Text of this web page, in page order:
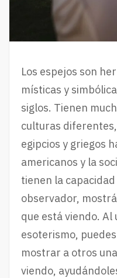
Los espejos son
místicas y
siglos. Tienen
culturas
egipcios y griegos
americanos y la
tienen la
observador,
que está viendo.
esoterismo,
mostrar a otros
viendo,